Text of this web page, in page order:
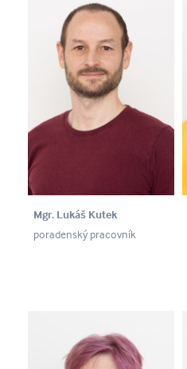
Mgr. Lukáš Kutek
poradenský pracovník